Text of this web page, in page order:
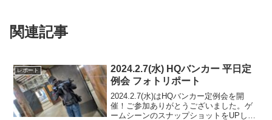
関連記事
レポート
2024.2.7(水) HQバンカー 平日定
例会 フォトリポート
2024.2.7(水)はHQバンカー定例会を開
催！ご参加ありがとうございました。ゲ
ームシーンのスナップショットをUPしま